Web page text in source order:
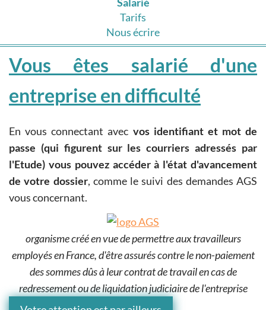
Tarifs
Nous écrire
Vous êtes salarié d'une
entreprise en difficulté
En vous connectant avec vos identifiant et mot de
passe (qui figurent sur les courriers adressés par
l'Etude) vous pouvez accéder à l'état d'avancement
de votre dossier, comme le suivi des demandes AGS
vous concernant.
organisme créé en vue de permettre aux travailleurs
employés en France, d'être assurés contre le non-paiement
des sommes dûs à leur contrat de travail en cas de
redressement ou de liquidation judiciaire de l'entreprise